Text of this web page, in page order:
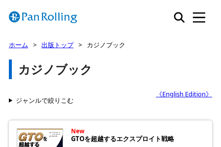
ホーム 出版トップ カジノブック
カジノブック
《English Edition》
ジャンルで絞りこむ
New
GTOを超越するエクスプロイト戦略